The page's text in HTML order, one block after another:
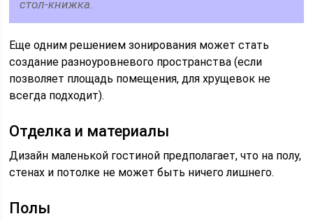
стол-книжка.
Еще одним решением зонирования может стать
создание разноуровневого пространства (если
позволяет площадь помещения, для хрущевок не
всегда подходит).
Отделка и материалы
Дизайн маленькой гостиной предполагает, что на полу,
стенах и потолке не может быть ничего лишнего.
Полы